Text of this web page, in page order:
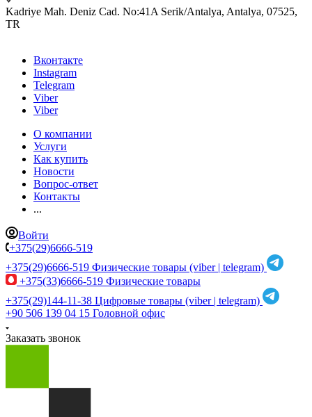
Kadriye Mah. Deniz Cad. No:41A Serik/Antalya, Antalya, 07525,
TR
Вконтакте
Instagram
Telegram
Viber
Viber
О компании
Услуги
Как купить
Новости
Вопрос-ответ
Контакты
...
Войти
+375(29)6666-519
+375(29)6666-519 Физические товары (viber | telegram)
+375(33)6666-519 Физические товары
+375(29)144-11-38 Цифровые товары (viber | telegram)
+90 506 139 04 15 Головной офис
Заказать звонок